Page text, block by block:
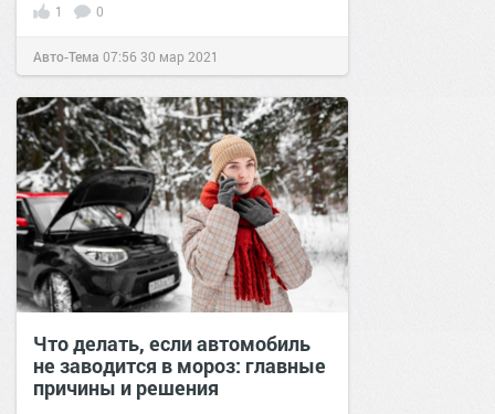
1 0
Авто-Тема 07:56 30 мар 2021
Что делать, если автомобиль
не заводится в мороз: главные
причины и решения